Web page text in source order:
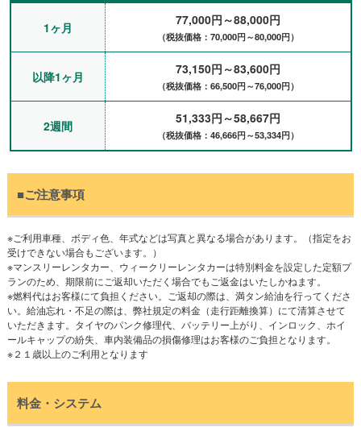
1ヶ月 77,000円～88,000円
（税抜価格：70,000円～80,000円）
以降1ヶ月 73,150円～83,600円
（税抜価格：66,500円～76,000円）
2週間 51,333円～58,667円
（税抜価格：46,666円～53,334円）
■ご注意事項
※ご利用車種、ボディ色、年式などは写真と異なる場合があります。（指定をお
受けできない場合もございます。）
※マンスリーレンタカー、ウィークリーレンタカーは特別料金を設定した定額プ
ランのため、期限前にご返却いただく場合でもご返金はいたしかねます。
※燃料代はお客様にて負担ください。ご返却の際は、満タン給油を行ってくださ
い。給油忘れ・不足の際は、弊社規定の料金（走行距離換算）にて清算させて
いただきます。タイヤのパンク修理代、バッテリー上がり、インロック、ホイ
ールキャップの紛失、車内装備品の損傷修理はお客様のご負担となります。
※２１歳以上のご利用となります
料金・システム